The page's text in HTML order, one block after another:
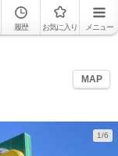
履歴 お気に入り メニュー
MAP
1/6